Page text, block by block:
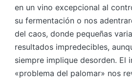
en un vino excepcional al
su fermentación o nos
del caos, donde pequeñas
resultados impredecibles,
siempre implique desorden. El
«problema del palomar» nos